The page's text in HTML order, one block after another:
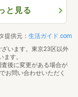
と見る
提供元： 生活ガイド.com
います。東京23区以外
す。
後に変更がある場合が
お問い合わせいただく